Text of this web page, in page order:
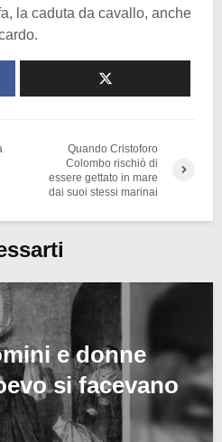
la caduta da cavallo, anche
Quando Cristoforo
Colombo rischiò di
essere gettato in mare
dai suoi stessi marinai
e donne
si facevano